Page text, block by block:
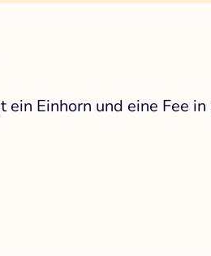
ein Einhorn und eine Fee